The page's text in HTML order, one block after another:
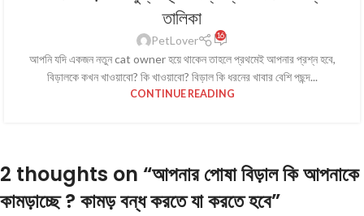
তালিকা
PetLover 16
আপনি যদি একজন নতুন cat owner হয়ে থাকেন তাহলে প্রথমেই আপনার প্রশ্ন হবে,
বিড়ালকে কখন খাওয়াবো? কি খাওয়াবো? বিড়াল কি ধরনের খাবার বেশি পছন্দ...
CONTINUE READING
2 thoughts on “আপনার পোষা বিড়াল কি আপনাকে
কামড়াচ্ছে ? কামড় বন্ধ করতে যা করতে হবে”